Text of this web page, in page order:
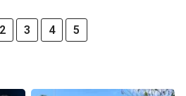
2 3 4 5